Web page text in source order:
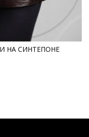
НА СИНТЕПОНЕ